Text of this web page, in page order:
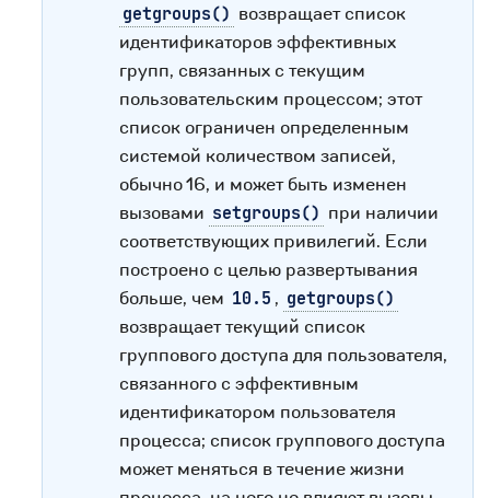
getgroups() возвращает список
идентификаторов эффективных
групп, связанных с текущим
пользовательским процессом; этот
список ограничен определенным
системой количеством записей,
обычно 16, и может быть изменен
вызовами setgroups() при наличии
соответствующих привилегий. Если
построено с целью развертывания
больше, чем 10.5 , getgroups()
возвращает текущий список
группового доступа для пользователя,
связанного с эффективным
идентификатором пользователя
процесса; список группового доступа
может меняться в течение жизни